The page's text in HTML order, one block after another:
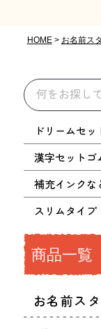
HOME お名前ス
ドリームセッ
漢字セットゴ
補充インクな
スリムタイプ
商品一覧
お名前ス